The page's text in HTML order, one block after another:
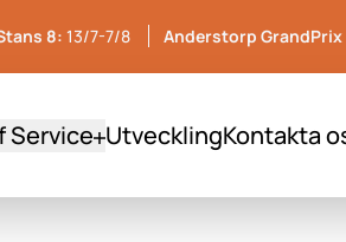
8: 13/7-7/8 Anderstorp GrandPrix
Service UtvecklingKontakta